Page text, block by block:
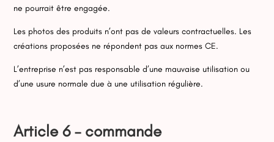
ne pourrait être engagée.
Les photos des produits n’ont pas de valeurs contractuelles. Les
créations proposées ne répondent pas aux normes CE.
L’entreprise n’est pas responsable d’une mauvaise utilisation ou
d’une usure normale due à une utilisation régulière.
Article 6 – commande